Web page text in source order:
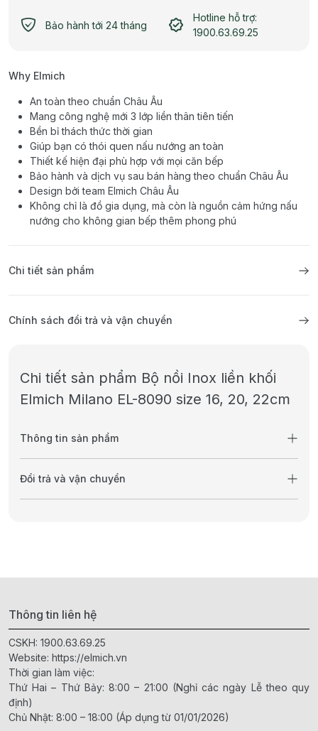
Bảo hành tới 24 tháng
Hotline hỗ trợ:
1900.63.69.25
Why Elmich
An toàn theo chuẩn Châu Âu
Mang công nghệ mới 3 lớp liền thân tiên tiến
Bền bỉ thách thức thời gian
Giúp bạn có thói quen nấu nướng an toàn
Thiết kế hiện đại phù hợp với mọi căn bếp
Bảo hành và dịch vụ sau bán hàng theo chuẩn Châu Âu
Design bởi team Elmich Châu Âu
Không chỉ là đồ gia dụng, mà còn là nguồn cảm hứng nấu
nướng cho không gian bếp thêm phong phú
Chi tiết sản phẩm
Chính sách đổi trả và vận chuyển
Chi tiết sản phẩm Bộ nồi Inox liền khối
Elmich Milano EL-8090 size 16, 20, 22cm
Thông tin sản phẩm
Đổi trả và vận chuyển
Thông tin liên hệ
CSKH: 1900.63.69.25
Website: https://elmich.vn
Thời gian làm việc:
Thứ Hai – Thứ Bảy: 8:00 – 21:00 (Nghỉ các ngày Lễ theo quy
định)
Chủ Nhật: 8:00 – 18:00 (Áp dụng từ 01/01/2026)